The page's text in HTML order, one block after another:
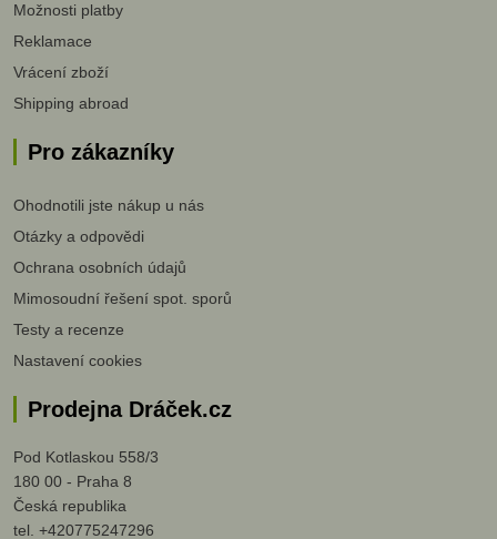
Možnosti platby
Reklamace
Vrácení zboží
Shipping abroad
Pro zákazníky
Ohodnotili jste nákup u nás
Otázky a odpovědi
Ochrana osobních údajů
Mimosoudní řešení spot. sporů
Testy a recenze
Nastavení cookies
Prodejna Dráček.cz
Pod Kotlaskou 558/3
180 00 - Praha 8
Česká republika
tel. +420775247296